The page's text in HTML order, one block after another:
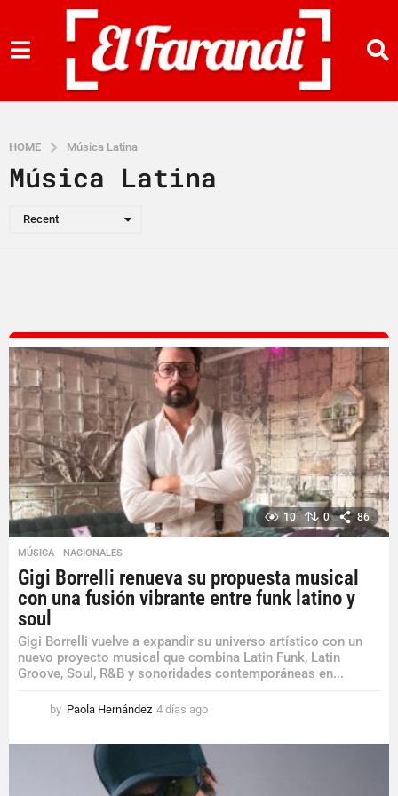
HOME Música Latina
Música Latina
Recent
10 0 86
MÚSICA ,NACIONALES
Gigi Borrelli renueva su propuesta musical
con una fusión vibrante entre funk latino y
soul
Gigi Borrelli vuelve a expandir su universo artístico con un
nuevo proyecto musical que combina Latin Funk, Latin
Groove, Soul, R&B y sonoridades contemporáneas en...
by Paola Hernández 4 días ago
í
s